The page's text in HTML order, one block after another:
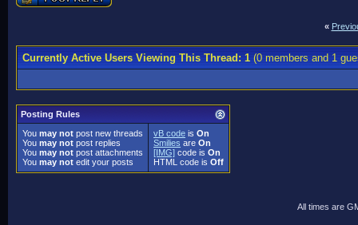
«
Currently Active Users Viewing This Thread: 1(0 members and 1
Posting Rules
You may not post new threads
You may not post replies
You may not post attachments
You may not edit your posts
vB code is On
Smilies are On
[IMG] code is On
HTML code is Off
All times are